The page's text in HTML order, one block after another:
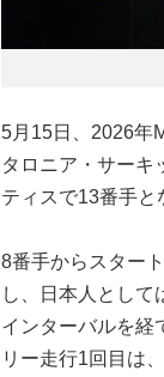
5月15日、2026年
タロニア・サーキ
ティスで13番手と
8番手からスター
し、日本人とし
インターバルを経
リー走行1回目は